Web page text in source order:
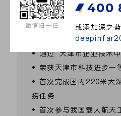
2021
• 获评国家级专精特新“小
• 通过“天津市企业技术中
• 荣获天津市科技进步一等
• 首次完成国内220米大
捞任务
• 首次参与我国载人航天工
微信扫一扫
400
或添加深之